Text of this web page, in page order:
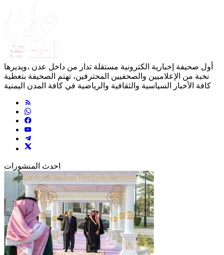
أول صحيفة إخبارية الكترونية مستقلة تدار من داخل عدن ،ويديرها
نخبة من الإعلاميين والصحفيين المحترفين، تهتم الصحيفة بتغطية
كافة الأخبار السياسية والثقافية والرياضية في كافة المدن اليمنية
احدث المنشورات